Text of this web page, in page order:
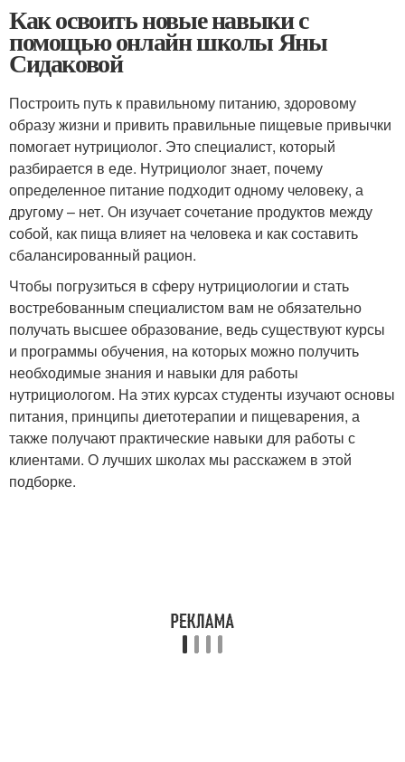
Как освоить новые навыки с
помощью онлайн школы Яны
Сидаковой
Построить путь к правильному питанию, здоровому
образу жизни и привить правильные пищевые привычки
помогает нутрициолог. Это специалист, который
разбирается в еде. Нутрициолог знает, почему
определенное питание подходит одному человеку, а
другому – нет. Он изучает сочетание продуктов между
собой, как пища влияет на человека и как составить
сбалансированный рацион.
Чтобы погрузиться в сферу нутрициологии и стать
востребованным специалистом вам не обязательно
получать высшее образование, ведь существуют курсы
и программы обучения, на которых можно получить
необходимые знания и навыки для работы
нутрициологом. На этих курсах студенты изучают основы
питания, принципы диетотерапии и пищеварения, а
также получают практические навыки для работы с
клиентами. О лучших школах мы расскажем в этой
подборке.